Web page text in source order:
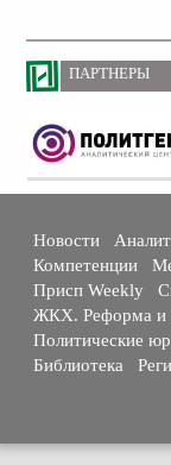
ПАРТНЕРЫ
Новости
Компетенции
Присп Weekly
ЖКХ. Реформа и
Политические
Библиотека